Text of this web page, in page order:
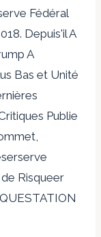
Fédéral
Depuis'il A
A
Bas et Unité
Publie
Risqueer